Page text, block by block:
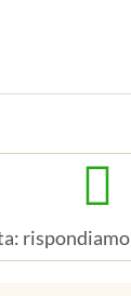

rispondiamo